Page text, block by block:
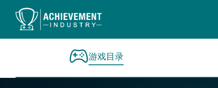
跳转到内容
游戏目录